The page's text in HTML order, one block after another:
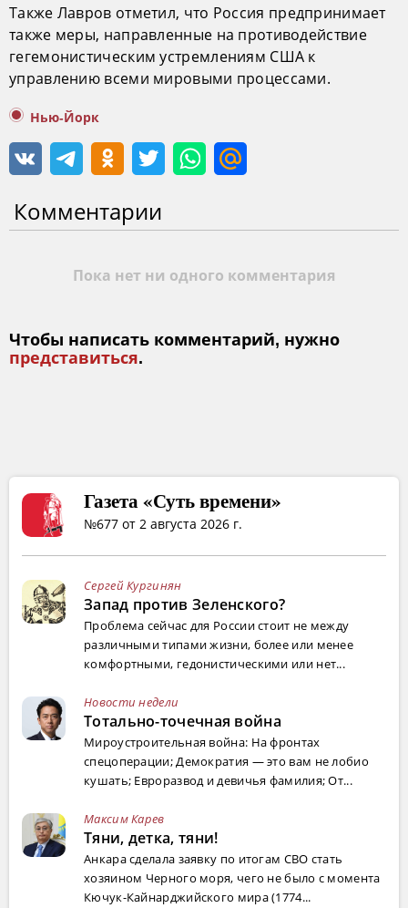
Также Лавров отметил, что Россия предпринимает
также меры, направленные на противодействие
гегемонистическим устремлениям США к
управлению всеми мировыми процессами.
Нью-Йорк
Комментарии
Пока нет ни одного комментария
Чтобы написать комментарий, нужно
представиться.
Газета «Суть времени»
№677 от 2 августа 2026 г.
Сергей Кургинян
Запад против Зеленского?
Проблема сейчас для России стоит не между
различными типами жизни, более или менее
комфортными, гедонистическими или нет...
Новости недели
Тотально-точечная война
Мироустроительная война: На фронтах
спецоперации; Демократия — это вам не лобио
кушать; Евроразвод и девичья фамилия; От...
Максим Карев
Тяни, детка, тяни!
Анкара сделала заявку по итогам СВО стать
хозяином Черного моря, чего не было с момента
Кючук-Кайнарджийского мира (1774...